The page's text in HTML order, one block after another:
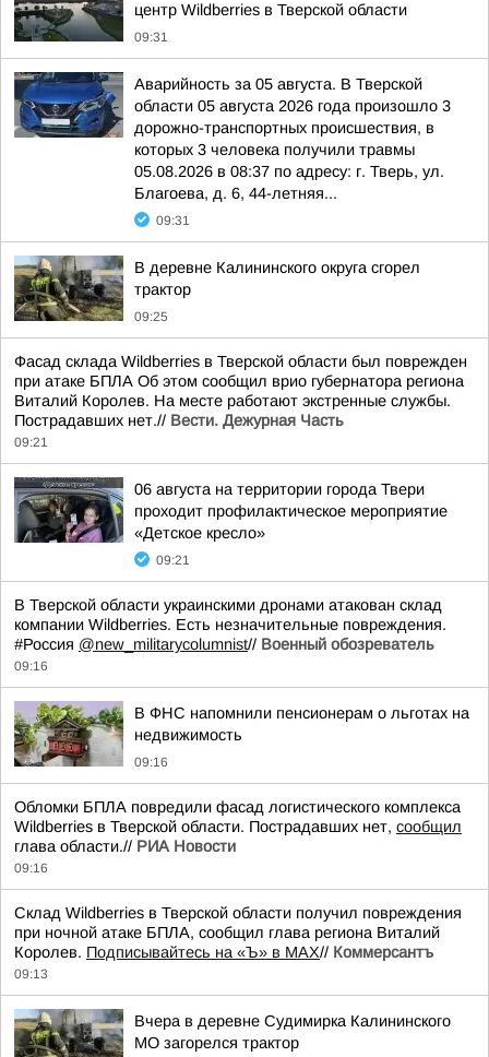
центр Wildberries в Тверской области
09:31
Аварийность за 05 августа. В Тверской
области 05 августа 2026 года произошло 3
дорожно-транспортных происшествия, в
которых 3 человека получили травмы
05.08.2026 в 08:37 по адресу: г. Тверь, ул.
Благоева, д. 6, 44-летняя...
09:31
В деревне Калининского округа сгорел
трактор
09:25
Фасад склада Wildberries в Тверской области был поврежден
при атаке БПЛА Об этом сообщил врио губернатора региона
Виталий Королев. На месте работают экстренные службы.
Пострадавших нет.// Вести. Дежурная Часть
09:21
06 августа на территории города Твери
проходит профилактическое мероприятие
«Детское кресло»
09:21
В Тверской области украинскими дронами атакован склад
компании Wildberries. Есть незначительные повреждения.
#Россия @new_militarycolumnist// Военный обозреватель
09:16
В ФНС напомнили пенсионерам о льготах на
недвижимость
09:16
Обломки БПЛА повредили фасад логистического комплекса
Wildberries в Тверской области. Пострадавших нет, сообщил
глава области.// РИА Новости
09:16
Склад Wildberries в Тверской области получил повреждения
при ночной атаке БПЛА, сообщил глава региона Виталий
Королев. Подписывайтесь на «Ъ» в MAX// Коммерсантъ
09:13
Вчера в деревне Судимирка Калининского
МО загорелся трактор